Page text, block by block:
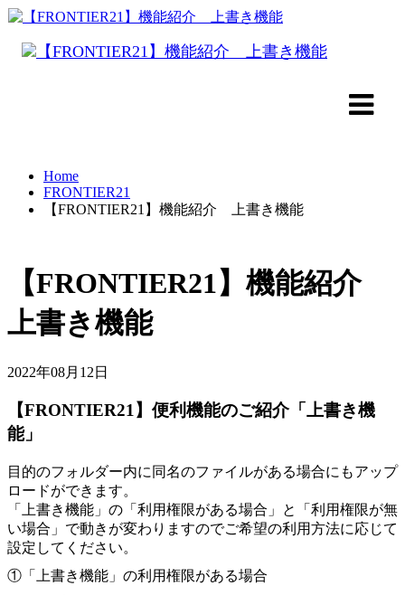
Home
FRONTIER21
【FRONTIER21】機能紹介 上書き機能
【FRONTIER21】機能紹介
上書き機能
2022年08月12日
【FRONTIER21】便利機能のご紹介「上書き機
能」
目的のフォルダー内に同名のファイルがある場合にもアップ
ロードができます。
「上書き機能」の「利用権限がある場合」と「利用権限が無
い場合」で動きが変わりますのでご希望の利用方法に応じて
設定してください。
①「上書き機能」の利用権限がある場合